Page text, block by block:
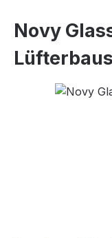
Novy
Bildergalerie